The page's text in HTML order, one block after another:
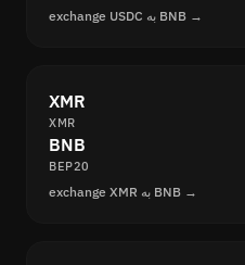
exchange USDC به BNB →
XMR
XMR
BNB
BEP20
exchange XMR به BNB →